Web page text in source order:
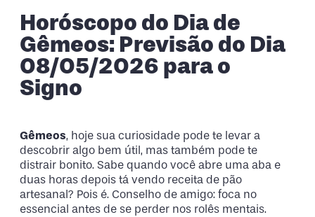
Horóscopo do Dia de
Gêmeos: Previsão do Dia
08/05/2026 para o
Signo
Gêmeos, hoje sua curiosidade pode te levar a
descobrir algo bem útil, mas também pode te
distrair bonito. Sabe quando você abre uma aba e
duas horas depois tá vendo receita de pão
artesanal? Pois é. Conselho de amigo: foca no
essencial antes de se perder nos rolês mentais.